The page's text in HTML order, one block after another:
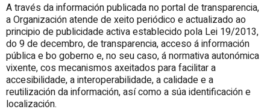
A través da información publicada no portal de transparencia,
a Organización atende de xeito periódico e actualizado ao
principio de publicidade activa establecido pola Lei 19/2013,
do 9 de decembro, de transparencia, acceso á información
pública e bo goberno e, no seu caso, á normativa autonómica
vixente, cos mecanismos axeitados para facilitar a
accesibilidade, a interoperabilidade, a calidade e a
reutilización da información, así como a súa identificación e
localización.